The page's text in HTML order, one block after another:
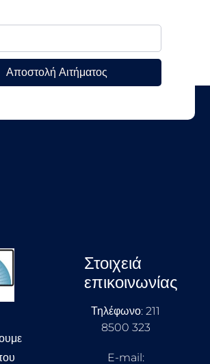
Αποστολή Αιτήματος
Στοιχειά
επικοινωνίας
Τηλέφωνο: 211
8500 323
E-mail: